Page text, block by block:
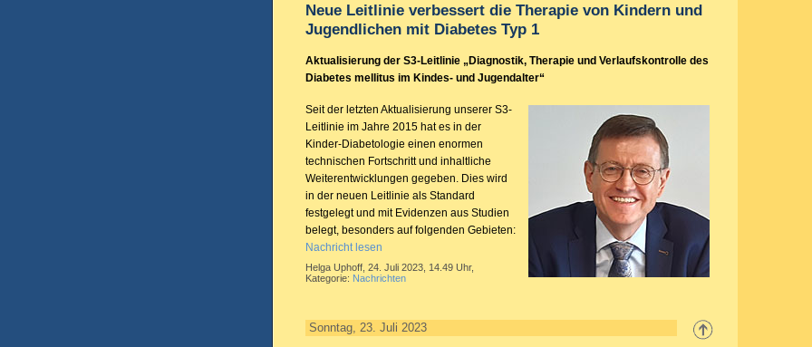
Neue Leitlinie verbessert die Therapie von Kindern und
Jugendlichen mit Diabetes Typ 1
Aktualisierung der S3-Leitlinie „Diagnostik, Therapie und Verlaufskontrolle des
Diabetes mellitus im Kindes- und Jugendalter“
Seit der letzten Aktualisierung unserer S3-
Leitlinie im Jahre 2015 hat es in der
Kinder-Diabetologie einen enormen
technischen Fortschritt und inhaltliche
Weiterentwicklungen gegeben. Dies wird
in der neuen Leitlinie als Standard
festgelegt und mit Evidenzen aus Studien
belegt, besonders auf folgenden Gebieten:
Nachricht lesen
Helga Uphoff, 24. Juli 2023, 14.49 Uhr,
Kategorie: Nachrichten
Sonntag, 23. Juli 2023